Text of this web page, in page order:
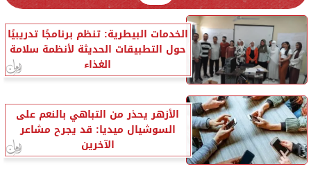
الخدمات البيطرية: تنظم برنامجًا تدريبيًا
حول التطبيقات الحديثة لأنظمة سلامة
الغذاء
الأزهر يحذر من التباهي بالنعم على
السوشيال ميديا: قد يجرح مشاعر
الآخرين